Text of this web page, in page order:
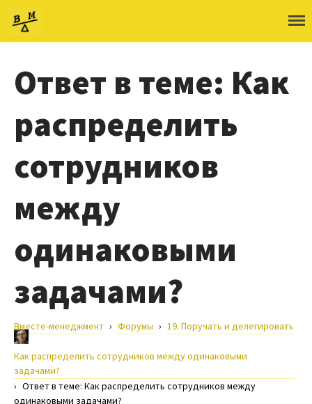
Об авторе
Войти
Ответ в теме: Как
распределить
сотрудников
между
одинаковыми
задачами?
Вместе-менеджмент › Форумы › 19. Поручать и делегировать
›
Как распределить сотрудников между одинаковыми
задачами?
› Ответ в теме: Как распределить сотрудников между
одинаковыми задачами?